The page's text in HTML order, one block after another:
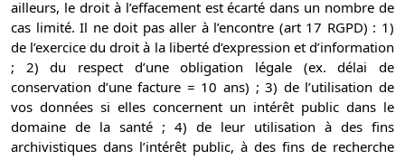
ailleurs, le droit à l’effacement est écarté dans un nombre de
cas limité. Il ne doit pas aller à l’encontre (art 17 RGPD) : 1)
de l’exercice du droit à la liberté d’expression et d’information
; 2) du respect d’une obligation légale (ex. délai de
conservation d’une facture = 10 ans) ; 3) de l’utilisation de
vos données si elles concernent un intérêt public dans le
domaine de la santé ; 4) de leur utilisation à des fins
archivistiques dans l’intérêt public, à des fins de recherche